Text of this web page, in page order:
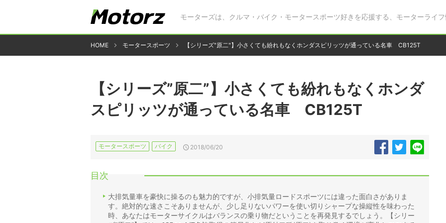
モーターズは、クルマ・バイク・モータースポーツ好きを応援する、モーターライフ
HOME モータースポーツ 【シリーズ"原二"】小さくても紛れもなくホンダスピリッツが通っている名車 CB125T
【シリーズ”原二”】小さくても紛れもなくホンダ
スピリッツが通っている名車 CB125T
モータースポーツ バイク 2018/06/20
目次
大排気量車を豪快に操るのも魅力的ですが、小排気量ロードスポーツには違った面白さがありま
す。絶対的な速さこそありませんが、少し足りないパワーを使い切りシャープな操縦性を味わった
時、あなたはモーターサイクルはバランスの乗り物だということを再発見するでしょう。【シリー